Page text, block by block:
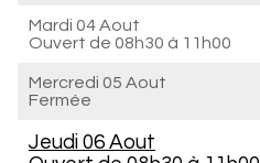
Mardi 04 Aout
Ouvert de 08h30 à 11h00
Mercredi 05 Aout
Fermée
Jeudi 06 Aout